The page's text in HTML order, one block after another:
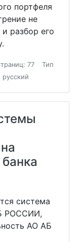
портфеля
не
разбор его
77
Тип
русский
система
РОССИИ,
АО АБ